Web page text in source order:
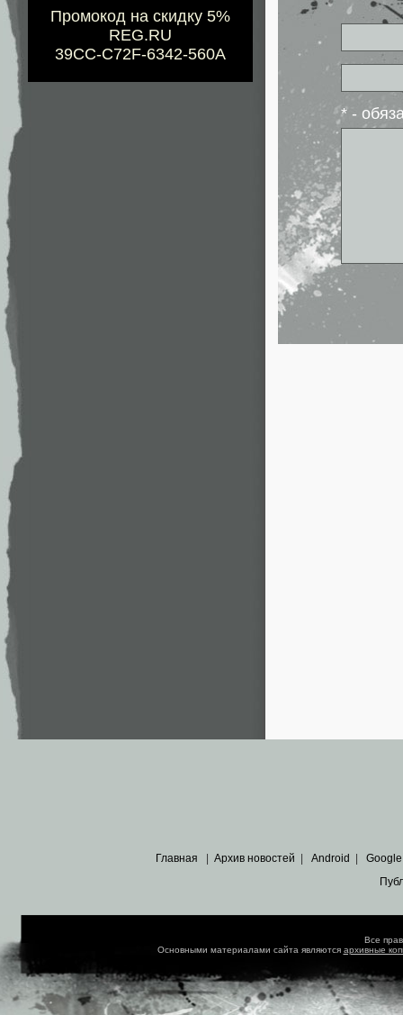
Промокод на скидку 5%
REG.RU
39CC-C72F-6342-560A
* -
Главная Архив новостей Android Google
Все
Основными материалами сайта являются архивные